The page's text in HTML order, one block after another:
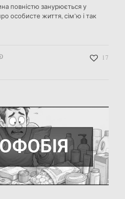
повністю занурюється у
особисте життя, сім’ю і так
17